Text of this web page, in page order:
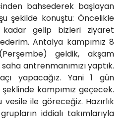
bahsederek başlayan
şekilde konuştu: Öncelikle
kadar gelip bizleri ziyaret
Antalya kampımız 8
geldik, akşam
antrenmanımızı yaptık.
yapacağız. Yani 1 gün
kampımız geçecek.
vesile ile göreceğiz. Hazırlık
iddialı takımlarıyla